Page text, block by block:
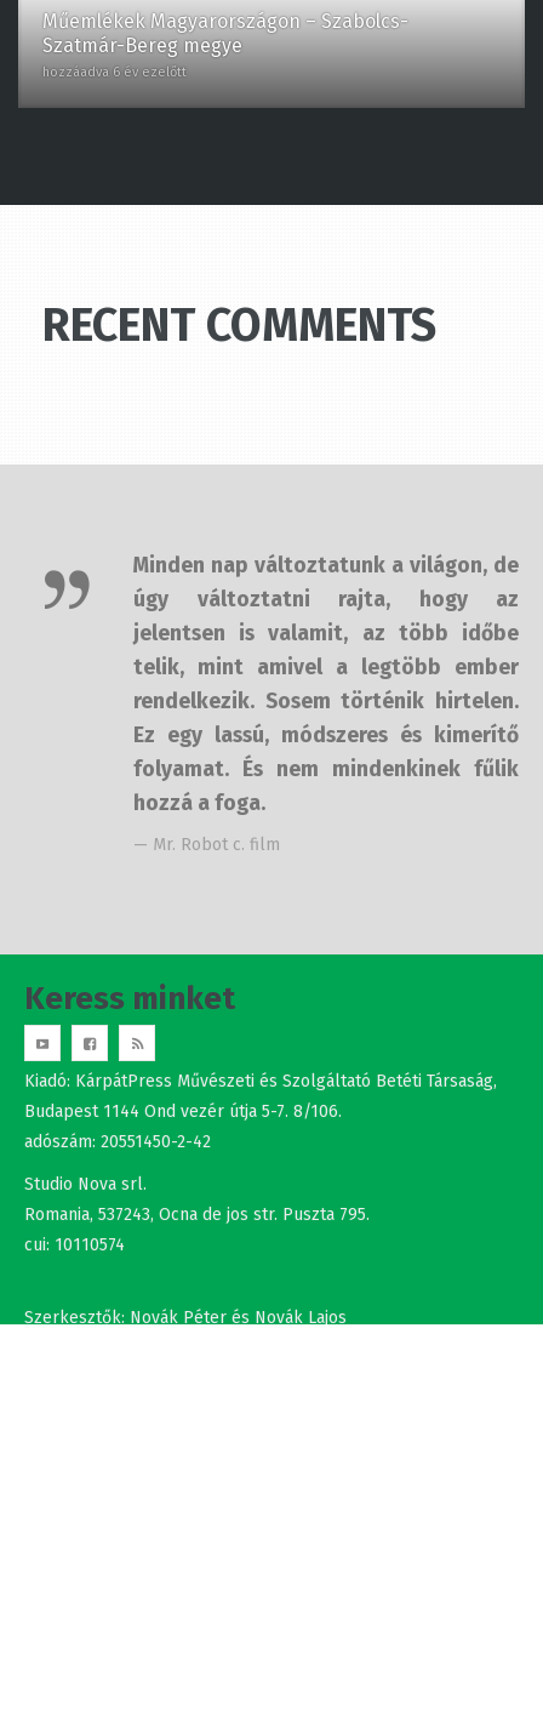
Műemlékek Magyarországon – Szabolcs-
Szatmár-Bereg megye
hozzáadva 6 év ezelőtt
RECENT COMMENTS
Minden nap változtatunk a világon,
de úgy változtatni rajta, hogy az
jelentsen is valamit, az több időbe
telik, mint amivel a legtöbb ember
rendelkezik. Sosem történik
hirtelen. Ez egy lassú, módszeres és
kimerítő folyamat. És nem
mindenkinek fűlik hozzá a foga.
— Mr. Robot c. film
Keress minket
Kiadó: KárpátPress Művészeti és Szolgáltató Betéti Társaság,
Budapest 1144 Ond vezér útja 5-7. 8/106.
adószám: 20551450-2-42
Studio Nova srl.
Romania, 537243, Ocna de jos str. Puszta 795.
cui: 10110574
Szerkesztők: Novák Péter és Novák Lajos